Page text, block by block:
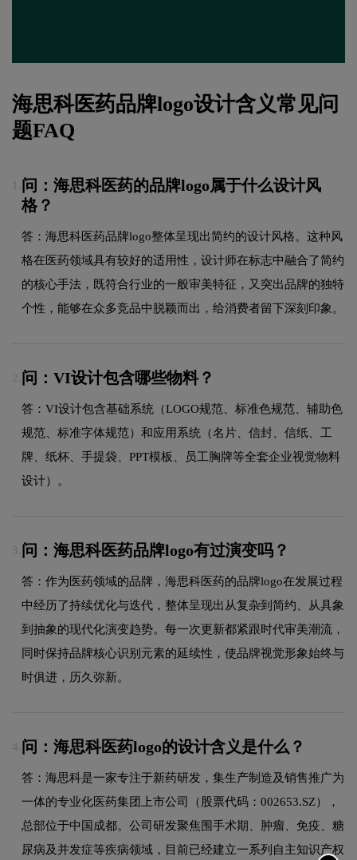
海思科医药品牌logo设计含义常见问
题FAQ
问：海思科医药的品牌logo属于什么设计风
格？
答：海思科医药品牌logo整体呈现出简约的设计风格。这种风
格在医药领域具有较好的适用性，设计师在标志中融合了简约
的核心手法，既符合行业的一般审美特征，又突出品牌的独特
个性，能够在众多竞品中脱颖而出，给消费者留下深刻印象。
2. 问：VI设计包含哪些物料？
答：VI设计包含基础系统（LOGO规范、标准色规范、辅助色
规范、标准字体规范）和应用系统（名片、信封、信纸、工
牌、纸杯、手提袋、PPT模板、员工胸牌等全套企业视觉物料
设计）。
3. 问：海思科医药品牌logo有过演变吗？
答：作为医药领域的品牌，海思科医药的品牌logo在发展过程
中经历了持续优化与迭代，整体呈现出从复杂到简约、从具象
到抽象的现代化演变趋势。每一次更新都紧跟时代审美潮流，
同时保持品牌核心识别元素的延续性，使品牌视觉形象始终与
时俱进，历久弥新。
4. 问：海思科医药logo的设计含义是什么？
答：海思科是一家专注于新药研发，集生产制造及销售推广为
一体的专业化医药集团上市公司（股票代码：002653.SZ），
总部位于中国成都。公司研发聚焦围手术期、肿瘤、免疫、糖
尿病及并发症等疾病领域，目前已经建立一系列自主知识产权